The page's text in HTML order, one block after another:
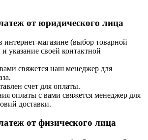
от юридического лица
интернет-магазине (выбор товарной
указание своей контактной
свяжется наш менеджер для
счет для оплаты.
оплаты с вами свяжется менеджер для
доставки.
от физического лица